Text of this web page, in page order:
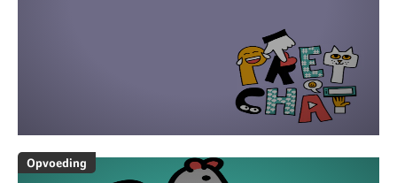
Opvoeding